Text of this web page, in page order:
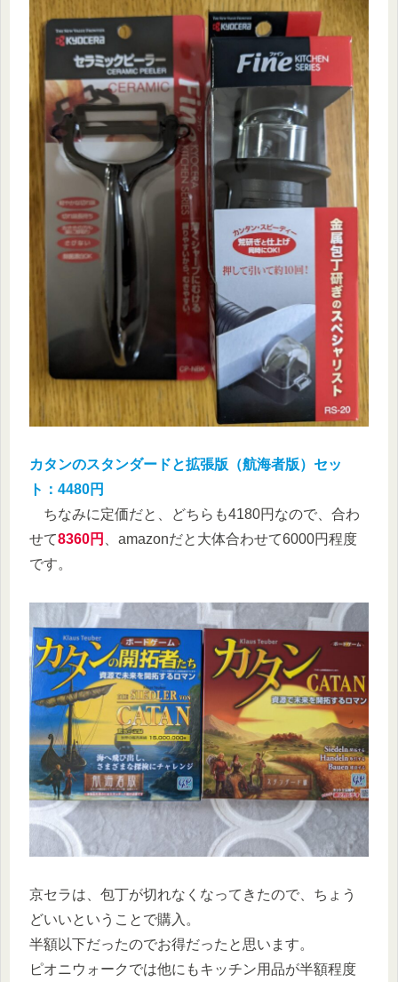
カタンのスタンダードと拡張版（航海者版）セッ
ト：4480円
ちなみに定価だと、どちらも4180円なので、合わ
せて8360円
、amazonだと大体合わせて6000円程度
です。
京セラは、包丁が切れなくなってきたので、ちょう
どいいということで購入。
半額以下だったのでお得だったと思います。
ピオニウォークでは他にもキッチン用品が半額程度